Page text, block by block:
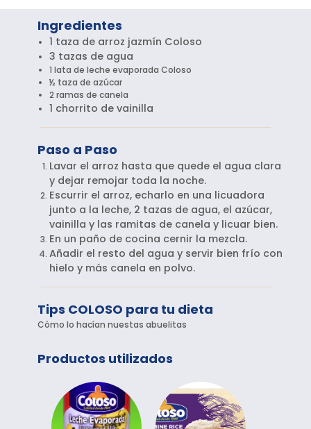
Ingredientes
1 taza de arroz jazmín Coloso
3 tazas de agua
1 lata de leche evaporada Coloso
½ taza de azúcar
2 ramas de canela
1 chorrito de vainilla
Paso a Paso
Lavar el arroz hasta que quede el agua clara
y dejar remojar toda la noche.
Escurrir el arroz, echarlo en una licuadora
junto a la leche, 2 tazas de agua, el azúcar,
vainilla y las ramitas de canela y licuar bien.
En un paño de cocina cernir la mezcla.
Añadir el resto del agua y servir bien frío con
hielo y más canela en polvo.
Tips COLOSO para tu dieta
Cómo lo hacían nuestas abuelitas
Productos utilizados